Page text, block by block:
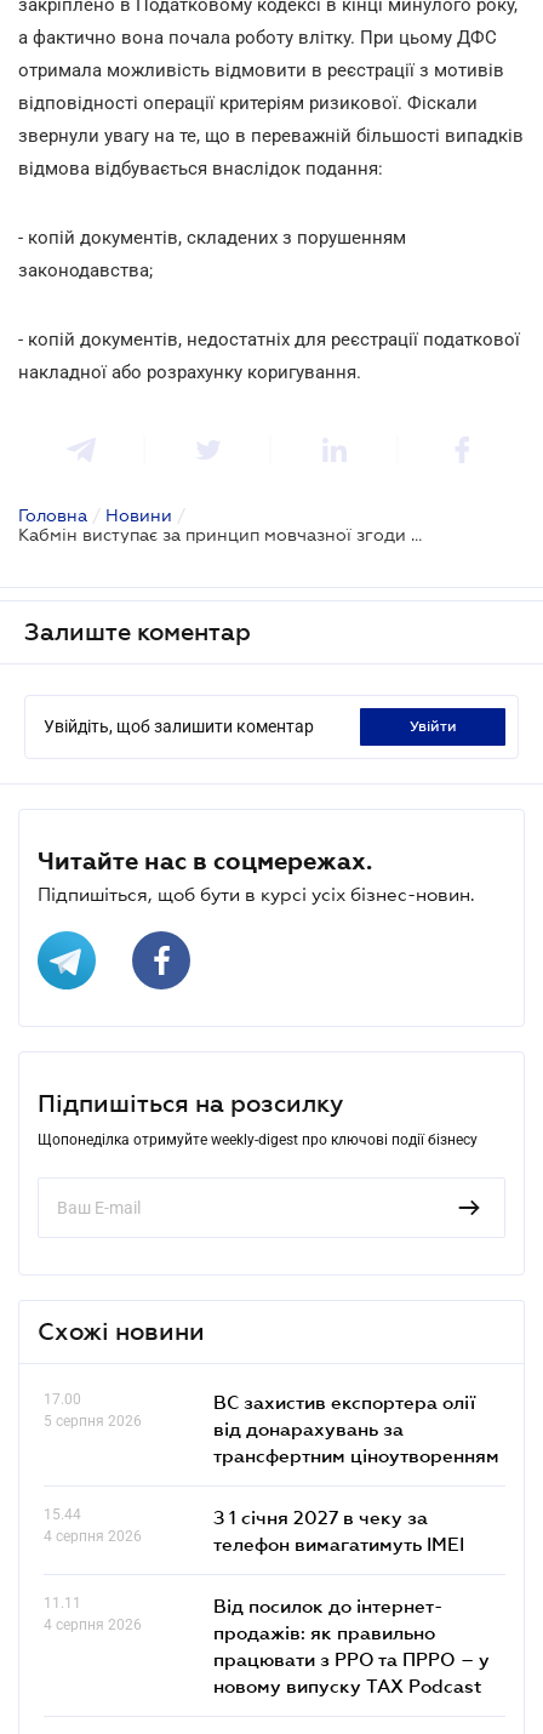
закріплено в Податковому кодексі в кінці минулого року,
а фактично вона почала роботу влітку. При цьому ДФС
отримала можливість відмовити в реєстрації з мотивів
відповідності операції критеріям ризикової. Фіскали
звернули увагу на те, що в переважній більшості випадків
відмова відбувається внаслідок подання:
- копій документів, складених з порушенням
законодавства;
- копій документів, недостатніх для реєстрації податкової
накладної або розрахунку коригування.
Головна / Новини /
Кабмін виступає за принцип мовчазної згоди під час реєстрації податкових накладних
Залиште коментар
Увійдіть, щоб залишити коментар увійти
Читайте нас в соцмережах.
Підпишіться, щоб бути в курсі усіх бізнес-новин.
Підпишіться на розсилку
Щопонеділка отримуйте weekly-digest про ключові події бізнесу
Схожі новини
17.00
5 серпня 2026
ВС захистив експортера олії
від донарахувань за
трансфертним ціноутворенням
15.44
4 серпня 2026
З 1 січня 2027 в чеку за
телефон вимагатимуть IMEI
11.11
4 серпня 2026
Від посилок до інтернет-
продажів: як правильно
працювати з РРО та ПРРО – у
новому випуску TAX Podcast